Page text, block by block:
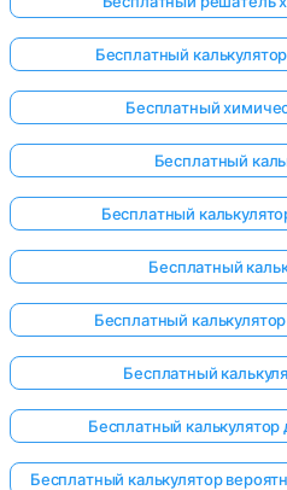
Бесплатный
Бесплатный
Бесплатный
Бесплатный
Бесплатный
Бесплатный
Бесплатный
Бесплатный
Бесплатный калькулятор